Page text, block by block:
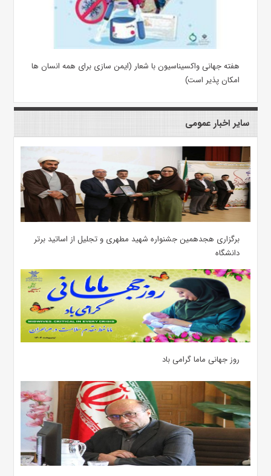
هفته جهانی واکسیناسیون با شعار (ایمن سازی برای همه انسان ها
امکان پذیر است)
سایر اخبار عمومی
برگزاری هجدهمین جشنواره شهید مطهری و تجلیل از اساتید برتر
دانشگاه
روز جهانی ماما گرامی باد